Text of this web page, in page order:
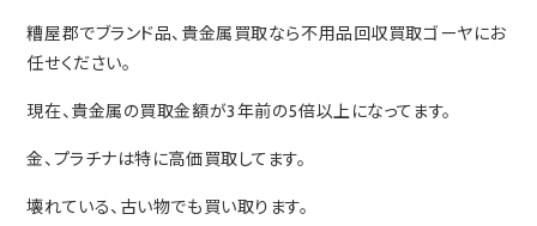
糟屋郡でブランド品、貴金属買取なら不用品回収買取ゴーヤにお
任せください。
現在、貴金属の買取金額が3年前の5倍以上になってます。
金、プラチナは特に高価買取してます。
壊れている、古い物でも買い取ります。